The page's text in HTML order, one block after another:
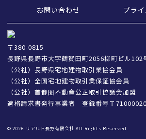
© 2026 リアルト長野有限会社 All Rights Reserved.
お問い合わせ
プラ
〒380-0815
長野県長野市大字鶴賀田町2056柳町ビル102
（公社）長野県宅地建物取引業協会員
（公社）全国宅地建物取引業保証協会員
（公社）首都圏不動産公正取引協議会加盟
適格請求書発行事業者 登録番号Ｔ